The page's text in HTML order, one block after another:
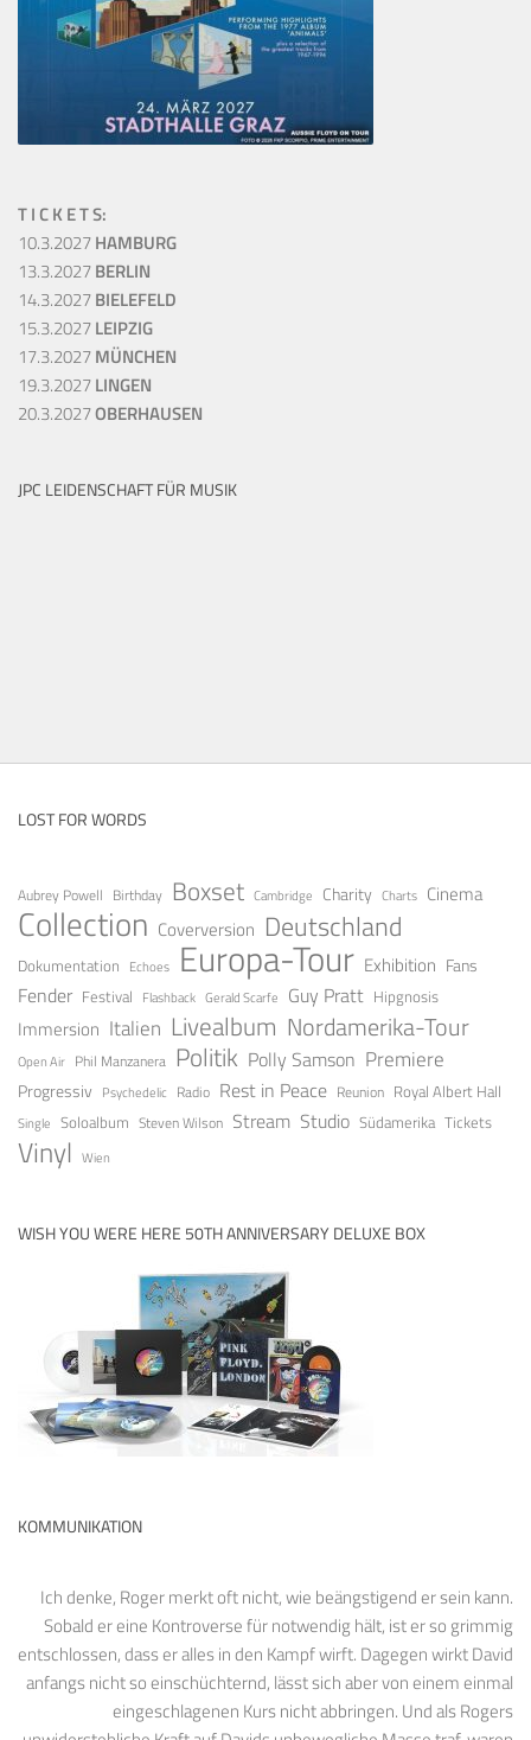
T I C K E T S:
10.3.2027HAMBURG
13.3.2027BERLIN
14.3.2027BIELEFELD
15.3.2027LEIPZIG
17.3.2027MÜNCHEN
19.3.2027LINGEN
20.3.2027OBERHAUSEN
JPC LEIDENSCHAFT FÜR MUSIK
LOST FOR WORDS
Aubrey Powell Birthday Boxset Cambridge Charity Charts Cinema
Collection Coverversion Deutschland
Dokumentation Echoes Europa-Tour Exhibition Fans
Fender Festival Flashback Gerald Scarfe Guy Pratt Hipgnosis
Immersion Italien Livealbum Nordamerika-Tour
Open Air Phil Manzanera Politik Polly Samson Premiere
Progressiv Psychedelic Radio Rest in Peace Reunion Royal Albert Hall
Single Soloalbum Steven Wilson Stream Studio Südamerika Tickets
Vinyl Wien
WISH YOU WERE HERE 50TH ANNIVERSARY DELUXE BOX
KOMMUNIKATION
Ich denke, Roger merkt oft nicht, wie beängstigend er sein kann.
Sobald er eine Kontroverse für notwendig hält, ist er so grimmig
entschlossen, dass er alles in den Kampf wirft. Dagegen wirkt David
anfangs nicht so einschüchternd, lässt sich aber von einem einmal
eingeschlagenen Kurs nicht abbringen. Und als Rogers